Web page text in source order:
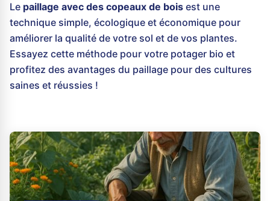
Le paillage avec des copeaux de bois est une
technique simple, écologique et économique pour
améliorer la qualité de votre sol et de vos plantes.
Essayez cette méthode pour votre potager bio et
profitez des avantages du paillage pour des cultures
saines et réussies !